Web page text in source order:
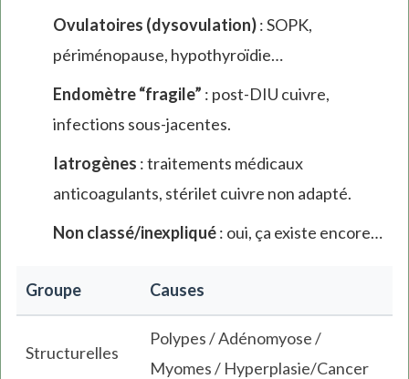
Ovulatoires (dysovulation): SOPK,
périménopause, hypothyroïdie…
Endomètre “fragile” : post-DIU cuivre,
infections sous-jacentes.
Iatrogènes : traitements médicaux
anticoagulants, stérilet cuivre non adapté.
Non classé/inexpliqué: oui, ça existe encore…
Groupe Causes
Structurelles
Polypes / Adénomyose /
Myomes / Hyperplasie/Cancer